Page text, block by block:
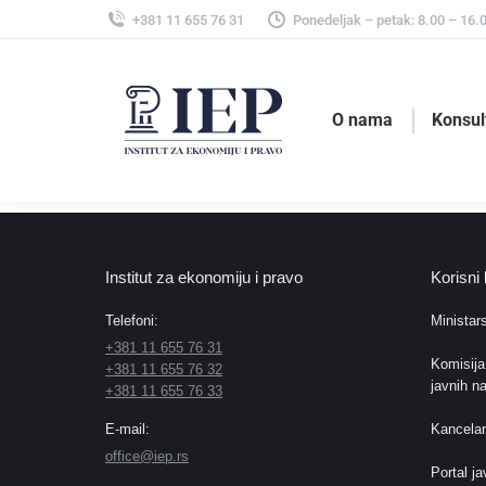
+381 11 655 76 31 Ponedeljak – petak: 8.00 –
O nama
Institut za ekonomiju i pravo
Telefoni:
+381 11 655 76 31
+381 11 655 76 32
+381 11 655 76 33
E-mail:
office@iep.rs
Korisni
javnih
Portal